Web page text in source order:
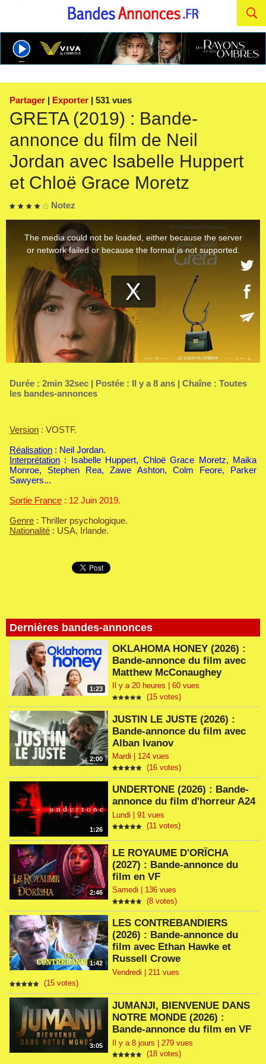
Partager | Exporter | 531 vues
GRETA (2019) : Bande-
annonce du film de Neil
Jordan avec Isabelle Huppert
et Chloë Grace Moretz
Notez
Dernières bandes-annonces
1:23
OKLAHOMA HONEY (2026) :
Bande-annonce du film avec
Matthew McConaughey
Il y a 20 heures | 60 vues
(15 votes)
2:00
JUSTIN LE JUSTE (2026) :
Bande-annonce du film avec
Alban Ivanov
Mardi | 124 vues
(16 votes)
1:26
UNDERTONE (2026) : Bande-
annonce du film d'horreur A24
Lundi | 91 vues
(11 votes)
2:46
LE ROYAUME D'ORÏCHA
(2027) : Bande-annonce du
film en VF
Samedi | 136 vues
(8 votes)
1:42
LES CONTREBANDIERS
(2026) : Bande-annonce du
film avec Ethan Hawke et
Russell Crowe
Vendredi | 211 vues
(15 votes)
3:05
JUMANJI, BIENVENUE DANS
NOTRE MONDE (2026) :
Bande-annonce du film en VF
Il y a 8 jours | 279 vues
(18 votes)
Durée : 2min 32sec | Postée : Il y a 8 ans | Chaîne : Toutes
les bandes-annonces
Version : VOSTF.
Réalisation : Neil Jordan.
Interprétation : Isabelle Huppert, Chloë Grace Moretz, Maika
Monroe, Stephen Rea, Zawe Ashton, Colm Feore, Parker
Sawyers...
Sortie France : 12 Juin 2019.
Genre : Thriller psychologique.
Nationalité : USA, Irlande.